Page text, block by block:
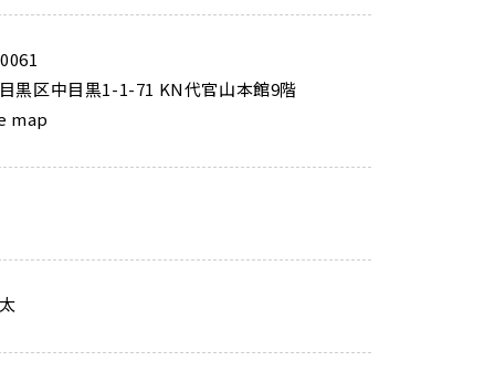
黒区中目黒1-1-71 KN代官山本館9階
map